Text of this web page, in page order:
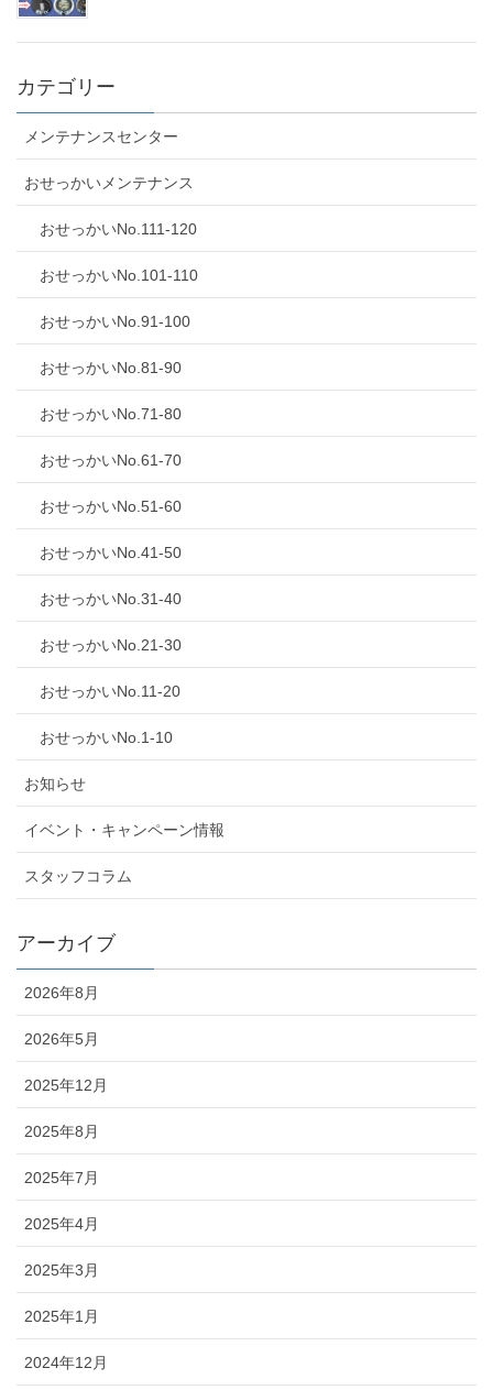
カテゴリー
メンテナンスセンター
おせっかいメンテナンス
おせっかいNo.111-120
おせっかいNo.101-110
おせっかいNo.91-100
おせっかいNo.81-90
おせっかいNo.71-80
おせっかいNo.61-70
おせっかいNo.51-60
おせっかいNo.41-50
おせっかいNo.31-40
おせっかいNo.21-30
おせっかいNo.11-20
おせっかいNo.1-10
お知らせ
イベント・キャンペーン情報
スタッフコラム
アーカイブ
2026年8月
2026年5月
2025年12月
2025年8月
2025年7月
2025年4月
2025年3月
2025年1月
2024年12月